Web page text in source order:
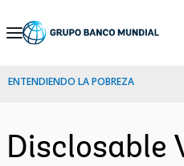
Skip
Navigation
ENTENDIENDO LA POBREZA
Disclosable